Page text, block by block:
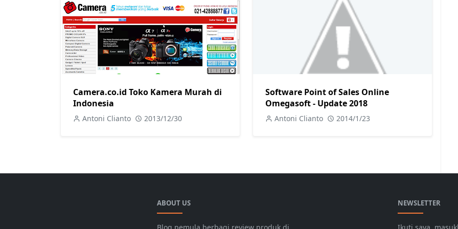
Camera.co.id Toko Kamera Murah di
Indonesia
Antoni Clianto 2013/12/30
Software Point of Sales Online
Omegasoft - Update 2018
Antoni Clianto 2014/1/23
ABOUT US
Blog pemula berbagi review produk di
NEWSLETTER
Ikuti saya,